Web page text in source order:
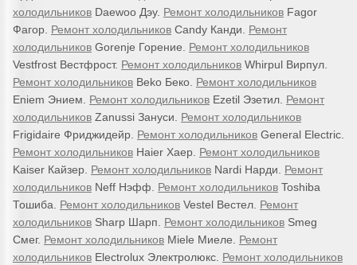
холодильников Daewoo Дэу. Ремонт холодильников Fagor
Фагор. Ремонт холодильников Candy Канди. Ремонт
холодильников Gorenje Горение. Ремонт холодильников
Vestfrost Вестфрост. Ремонт холодильников Whirpul Вирпул.
Ремонт холодильников Beko Беко. Ремонт холодильников
Eniem Энием. Ремонт холодильников Ezetil Эзетил. Ремонт
холодильников Zanussi Зануси. Ремонт холодильников
Frigidaire Фриджидейр. Ремонт холодильников General Electric.
Ремонт холодильников Haier Хаер. Ремонт холодильников
Kaiser Кайзер. Ремонт холодильников Nardi Нарди. Ремонт
холодильников Neff Нэфф. Ремонт холодильников Toshiba
Тошиба. Ремонт холодильников Vestel Вестел. Ремонт
холодильников Sharp Шарп. Ремонт холодильников Smeg
Смег. Ремонт холодильников Miele Миеле. Ремонт
холодильников Electrolux Электролюкс. Ремонт холодильников